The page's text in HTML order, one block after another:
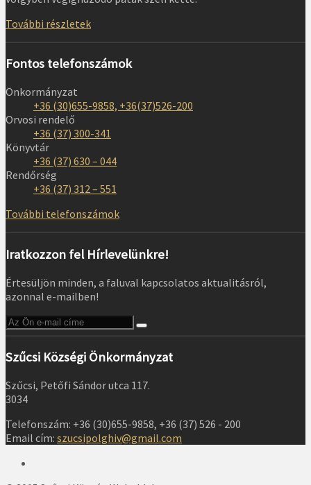
További részletek
Fontos telefonszámok
Önkormányzat
+36 (30)655-9858, +36(37)526-200
Orvosi rendelő
+36 (37) 300-341
Könyvtár
+36 (37) 630 – 044
Rendőrség
+36 (37) 312 – 551
További telefonszámok
Iratkozzon fel Hírlevelünkre!
Értesüljön minden, a faluval kapcsolatos aktualitásról,
azonnal e-mailben!
Szűcsi Községi Önkormányzat
Szűcsi, Petőfi Sándor utca 117.
3034
Telefonszám: +36 (30)655-9858, +36 (37) 526 - 200
Email cím: szucsipolghiv@gmail.com